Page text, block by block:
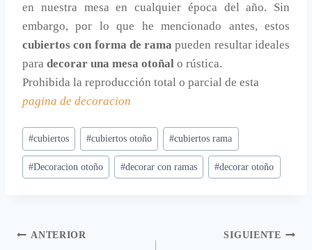
en nuestra mesa en cualquier época del año. Sin
embargo, por lo que he mencionado antes, estos
cubiertos con forma de ramapueden resultar ideales
para decorar una mesa otoñal o rústica.
Prohibida la reproducción total o parcial de esta
pagina de decoracion
Etiquetas
de
la
#cubiertos #cubiertos otoño #cubiertos rama
#Decoracion otoño #decorar con ramas #decorar otoño
Navegación
ANTERIOR SIGUIENTE